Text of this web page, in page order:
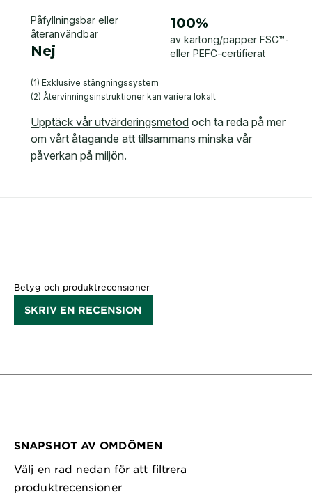
Betyg och produktrecensioner
SKRIV EN RECENSION
SNAPSHOT AV OMDÖMEN
Välj en rad nedan för att filtrera
produktrecensioner